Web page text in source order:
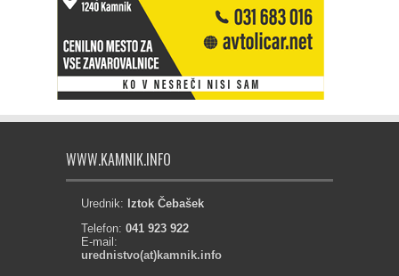
WWW.KAMNIK.INFO
Urednik: Iztok Čebašek
Telefon: 041 923 922
E-mail:
urednistvo(at)kamnik.info